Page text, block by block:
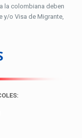
la colombiana deben
y/o Visa de Migrante,